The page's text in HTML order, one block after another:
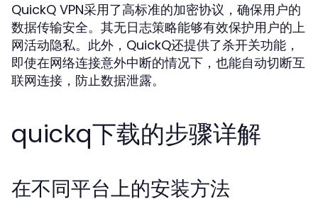
QuickQ VPN采用了高标准的加密协议，确保用户的
数据传输安全。其无日志策略能够有效保护用户的上
网活动隐私。此外，QuickQ还提供了杀开关功能，
即使在网络连接意外中断的情况下，也能自动切断互
联网连接，防止数据泄露。
quickq下载的步骤详解
在不同平台上的安装方法